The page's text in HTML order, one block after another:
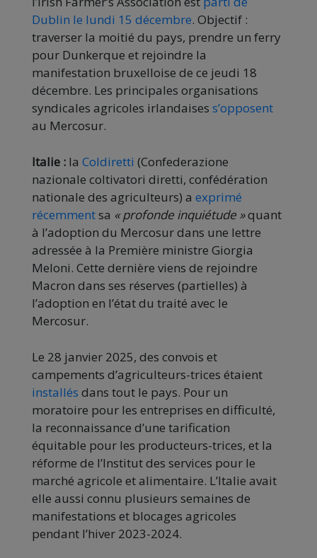
Dublin le lundi 15 décembre. Objectif :
traverser la moitié du pays, prendre un ferry
pour Dunkerque et rejoindre la
manifestation bruxelloise de ce jeudi 18
décembre. Les principales organisations
syndicales agricoles irlandaises s’opposent
au Mercosur.
Italie : la Coldiretti (Confederazione
nazionale coltivatori diretti, confédération
nationale des agriculteurs) a exprimé
récemmentsa « profonde inquiétude »quant
à l’adoption du Mercosur dans une lettre
adressée à la Première ministre Giorgia
Meloni. Cette dernière viens de rejoindre
Macron dans ses réserves (partielles) à
l’adoption en l’état du traité avec le
Mercosur.
Le 28 janvier 2025, des convois et
campements d’agriculteurs-trices étaient
installés dans tout le pays. Pour un
moratoire pour les entreprises en difficulté,
la reconnaissance d’une tarification
équitable pour les producteurs-trices, et la
réforme de l’Institut des services pour le
marché agricole et alimentaire. L’Italie avait
elle aussi connu plusieurs semaines de
manifestations et blocages agricoles
pendant l’hiver 2023-2024.